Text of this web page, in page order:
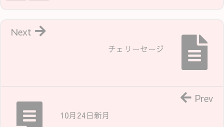
チェリーセージ
Next
10月24日新月
Prev